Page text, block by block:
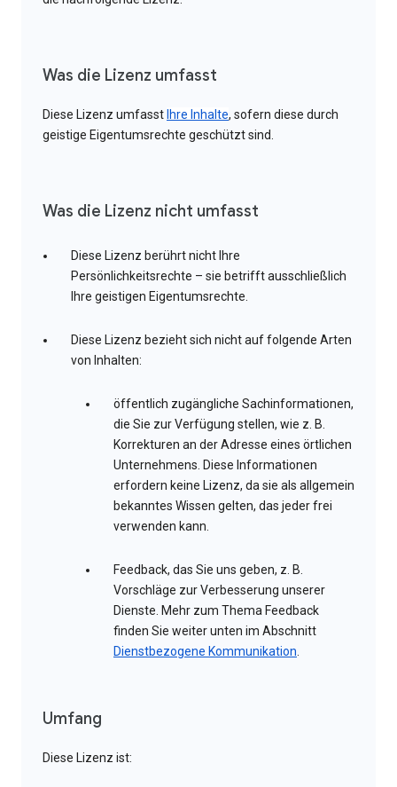
Was die Lizenz umfasst
Diese Lizenz umfasst Ihre Inhalte, sofern diese durch
geistige Eigentumsrechte geschützt sind.
Was die Lizenz nicht umfasst
Diese Lizenz berührt nicht Ihre
Persönlichkeitsrechte – sie betrifft ausschließlich
Ihre geistigen Eigentumsrechte.
Diese Lizenz bezieht sich nicht auf folgende Arten
von Inhalten:
öffentlich zugängliche Sachinformationen,
die Sie zur Verfügung stellen, wie z. B.
Korrekturen an der Adresse eines örtlichen
Unternehmens. Diese Informationen
erfordern keine Lizenz, da sie als allgemein
bekanntes Wissen gelten, das jeder frei
verwenden kann.
Feedback, das Sie uns geben, z. B.
Vorschläge zur Verbesserung unserer
Dienste. Mehr zum Thema Feedback
finden Sie weiter unten im Abschnitt
Dienstbezogene Kommunikation.
Umfang
Diese Lizenz ist: